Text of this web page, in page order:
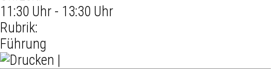
11:30 Uhr - 13:30 Uhr
Rubrik:
Führung